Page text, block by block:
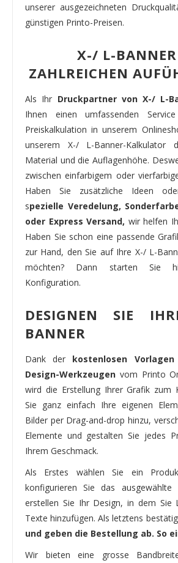
unserer ausgezeichneten
günstigen Printo-Preisen.
X-/ L-
ZAHLREICHEN
Als Ihr Druckpartner von X-/ L-
Ihnen einen umfassenden
Preiskalkulation in unserem
unserem X-/ L-Banner-Kalkulator
Material und die Auflagenhöhe.
zwischen einfarbigem oder
Haben Sie zusätzliche Ideen
spezielle Veredelung,
oder Express Versand, wir helfen
Haben Sie schon eine passende
zur Hand, den Sie auf Ihre X-/ L-
möchten? Dann starten Sie
Konfiguration.
DESIGNEN SIE
BANNER
Dank der kostenlosen
Design-Werkzeugen vom Printo
wird die Erstellung Ihrer Grafik zum
Sie ganz einfach Ihre eigenen
Bilder per Drag-and-drop hinzu,
Elemente und gestalten Sie jedes
Ihrem Geschmack.
Als Erstes wählen Sie ein
konfigurieren Sie das ausgewählte
erstellen Sie Ihr Design, in dem Sie
Texte hinzufügen. Als letztens
und geben die Bestellung ab. So
Wir bieten eine grosse